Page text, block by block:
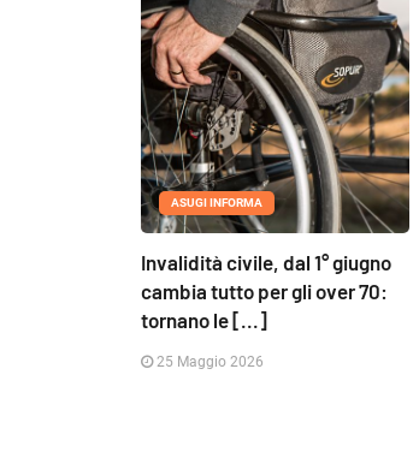
ASUGI INFORMA
Invalidità civile, dal 1° giugno
cambia tutto per gli over 70:
tornano le [...]
25 Maggio 2026